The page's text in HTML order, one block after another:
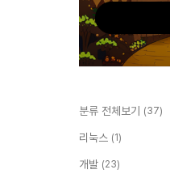
분류 전체보기 (37)
리눅스 (1)
개발 (23)